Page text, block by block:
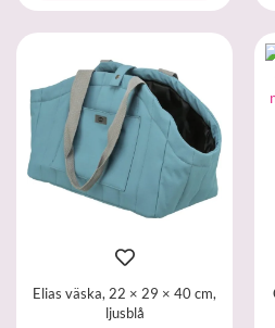
Elias väska, 22 × 29 × 40 cm,
ljusblå